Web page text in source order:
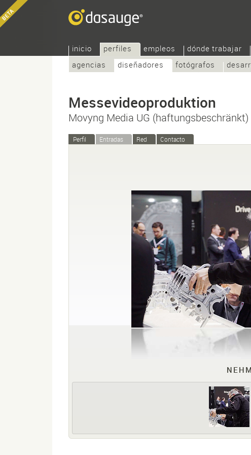
inicio
perfiles
agencias
diseñadores fotógrafos
empleos dónde trabajar
Messevideoproduktion
Movyng Media UG (haftungsbeschränkt)
Perfil Entradas Red Contacto